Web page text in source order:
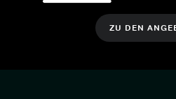
ZU DEN